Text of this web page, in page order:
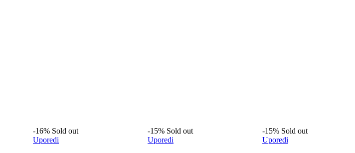
-16% Sold out
Uporedi
-15% Sold out
Uporedi
-15% Sold out
Uporedi